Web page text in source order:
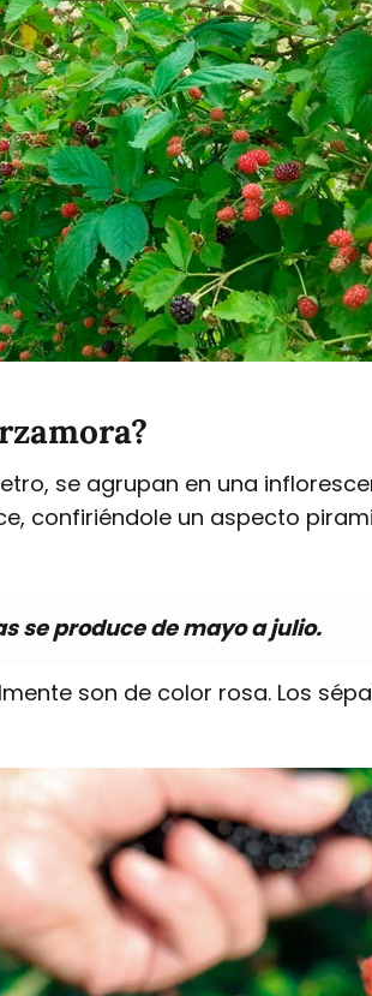
se agrupan en una
confiriéndole un aspecto
se produce de mayo a julio.
son de color rosa. Los